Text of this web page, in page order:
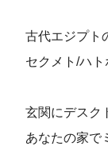
古代エジプト
セクメト/ハ
玄関にデスク
あなたの家で